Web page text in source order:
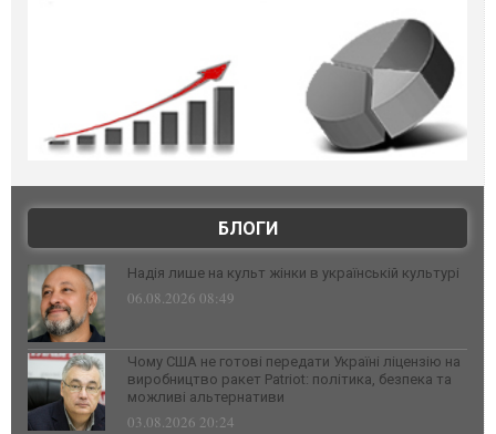
БЛОГИ
Надія лише на культ жінки в українській культурі
06.08.2026 08:49
Чому США не готові передати Україні ліцензію на
виробництво ракет Patriot: політика, безпека та
можливі альтернативи
03.08.2026 20:24